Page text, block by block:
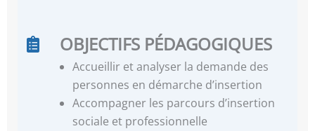
OBJECTIFS PÉDAGOGIQUES
Accueillir et analyser la demande des
personnes en démarche d’insertion
Accompagner les parcours d’insertion
sociale et professionnelle